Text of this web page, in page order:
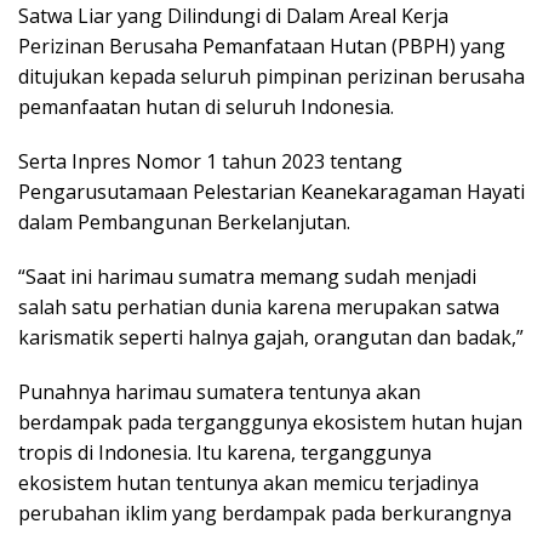
Satwa Liar yang Dilindungi di Dalam Areal Kerja
Perizinan Berusaha Pemanfataan Hutan (PBPH) yang
ditujukan kepada seluruh pimpinan perizinan berusaha
pemanfaatan hutan di seluruh Indonesia.
Serta Inpres Nomor 1 tahun 2023 tentang
Pengarusutamaan Pelestarian Keanekaragaman Hayati
dalam Pembangunan Berkelanjutan.
“Saat ini harimau sumatra memang sudah menjadi
salah satu perhatian dunia karena merupakan satwa
karismatik seperti halnya gajah, orangutan dan badak,”
Punahnya harimau sumatera tentunya akan
berdampak pada terganggunya ekosistem hutan hujan
tropis di Indonesia. Itu karena, terganggunya
ekosistem hutan tentunya akan memicu terjadinya
perubahan iklim yang berdampak pada berkurangnya